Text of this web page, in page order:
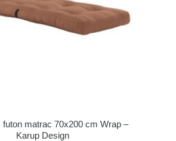
futon matrac 70x200 cm Wrap –
Karup Design